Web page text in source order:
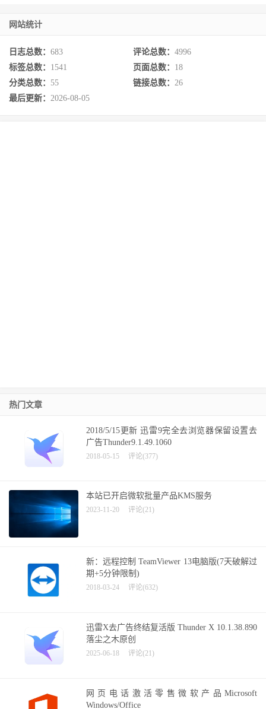
网站统计
日志总数： 683 评论总数： 4996
标签总数： 1541 页面总数： 18
分类总数： 55 链接总数： 26
最后更新： 2026-08-05
热门文章
2018/5/15更新 迅雷9完全去浏览器保留设置去
广告Thunder9.1.49.1060
2018-05-15 评论(377)
本站已开启微软批量产品KMS服务
2023-11-20 评论(21)
新：远程控制 TeamViewer 13电脑版(7天破解过
期+5分钟限制)
2018-03-24 评论(632)
迅雷X去广告终结复活版 Thunder X 10.1.38.890
落尘之木原创
2025-06-18 评论(21)
网页电话激活零售微软产品Microsoft
Windows/Office